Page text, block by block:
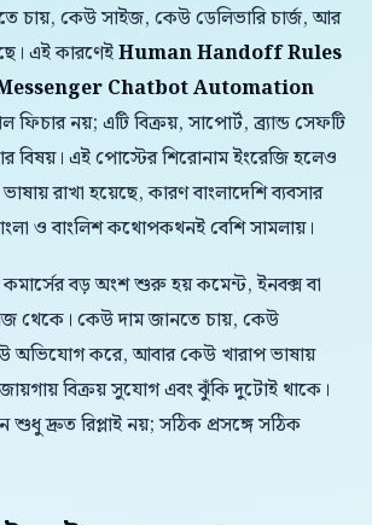
চায়, কেউ সাইজ, কেউ ডেলিভারি চার্জ, আর
এই কারণেইHuman Handoff Rules
Chatbot Automation
নয়; এটি বিক্রয়, সাপোর্ট, ব্র্যান্ড সেফটি
বিষয়। এই পোস্টের শিরোনাম ইংরেজি হলেও
রাখা হয়েছে, কারণ বাংলাদেশি ব্যবসার
ও বাংলিশ কথোপকথনই বেশি সামলায়।
কমার্সের বড় অংশ শুরু হয় কমেন্ট, ইনবক্স বা
থেকে। কেউ দাম জানতে চায়, কেউ
অভিযোগ করে, আবার কেউ খারাপ ভাষায়
বিক্রয় সুযোগ এবং ঝুঁকি দুটোই থাকে।
দ্রুত রিপ্লাই নয়; সঠিক প্রসঙ্গে সঠিক